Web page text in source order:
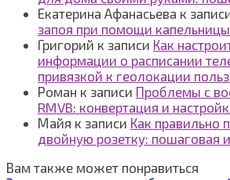
Екатерина Афанасьева к
запоя при помощи
Григорий к записи Как
информации о расписании
привязкой к геолокации
Роман к записи Проблемы с
RMVB: конвертация и
Майя к записи Как правильно
двойную розетку: пошаговая
Вам также может понравиться